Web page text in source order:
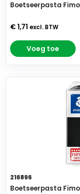
Boetseerpasta
€ 1,71 excl. BTW
Voeg toe
216896
Boetseerpasta